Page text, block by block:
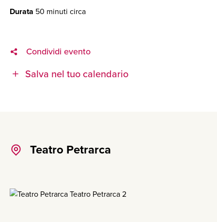
Durata 50 minuti circa
Condividi evento
Salva nel tuo calendario
Teatro Petrarca